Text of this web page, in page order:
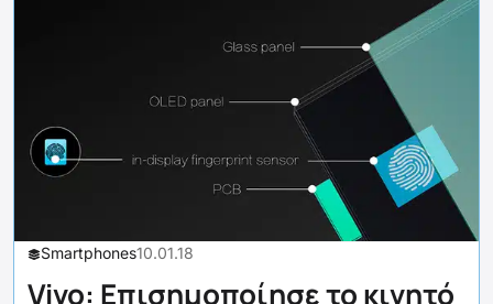
Smartphones10.01.18
Vivo: Επισημοποίησε το κινητό